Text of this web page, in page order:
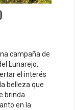
campaña de
Lunarejo,
el interés
belleza que
brinda
en la